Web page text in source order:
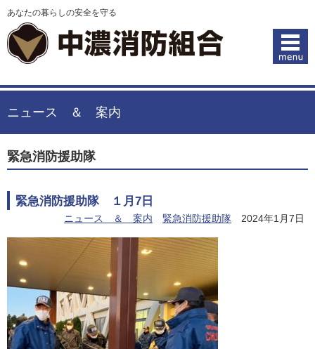
あなたの暮らしの安全を守る
ニュース ＆ 案内
緊急消防援助隊
緊急消防援助隊 １月7日
ニュース ＆ 案内 緊急消防援助隊 2024年1月7日